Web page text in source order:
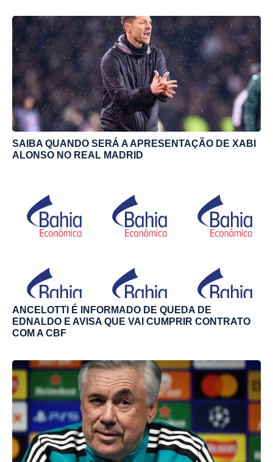
SAIBA QUANDO SERÁ A APRESENTAÇÃO DE XABI
ALONSO NO REAL MADRID
ANCELOTTI É INFORMADO DE QUEDA DE
EDNALDO E AVISA QUE VAI CUMPRIR CONTRATO
COM A CBF